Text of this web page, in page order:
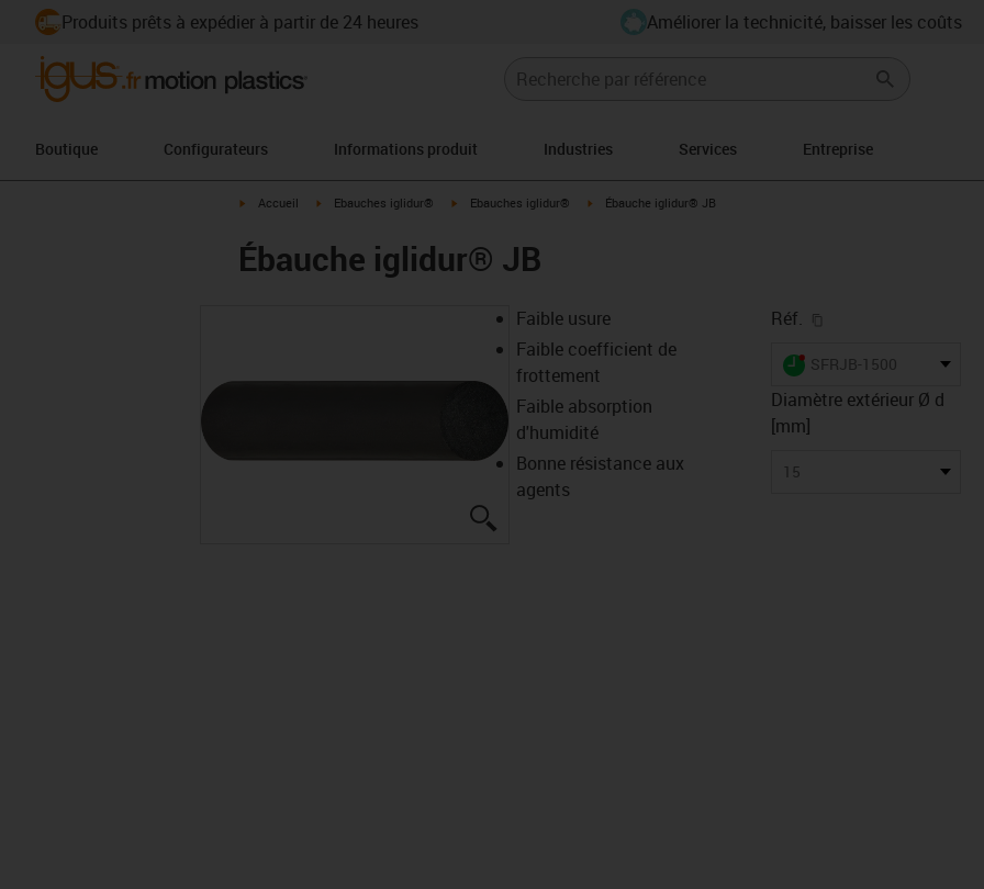
Produits prêts à expédier à partir de 24 heures Améliorer la technicité, baisser les coûts
Boutique Configurateurs Informations produit Industries Services Entreprise
igus-icon-arrow-right
Accueil igus-icon-arrow-right
Ebauches iglidur® igus-icon-arrow-right
Ebauches iglidur® igus-icon-arrow-right
Ébauche iglidur® JB
Ébauche iglidur® JB
Faible usure
Faible coefficient de
frottement
Faible absorption
d'humidité
Bonne résistance aux
agents
Réf.
igus-icon-lieferzeit-dot
SFRJB-1500
Diamètre extérieur Ø d
[mm]
15